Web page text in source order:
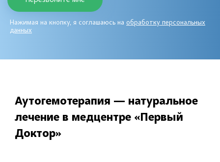
Нажимая на кнопку, я соглашаюсь на обработку персональных
данных
Аутогемотерапия — натуральное
лечение в медцентре «Первый
Доктор»